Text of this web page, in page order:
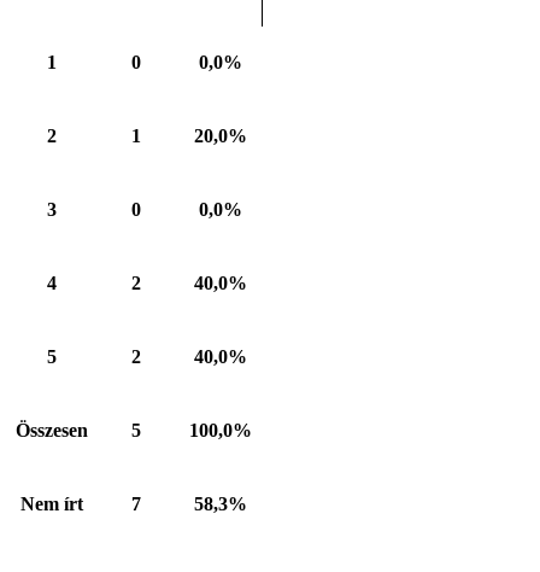
1 0 0,0%
2 1 20,0%
3 0 0,0%
4 2 40,0%
5 2 40,0%
Összesen 5 100,0%
Nem írt 7 58,3%